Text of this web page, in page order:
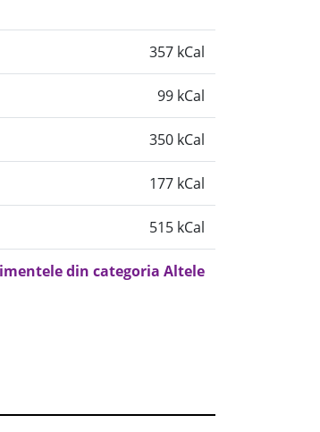
357 kCal
99 kCal
350 kCal
177 kCal
515 kCal
din categoria Altele